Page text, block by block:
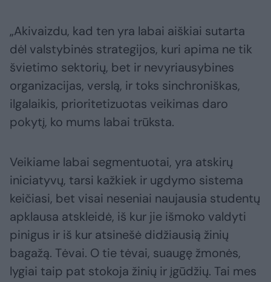
„Akivaizdu, kad ten yra labai aiškiai sutarta
dėl valstybinės strategijos, kuri apima ne tik
švietimo sektorių, bet ir nevyriausybines
organizacijas, verslą, ir toks sinchroniškas,
ilgalaikis, prioritetizuotas veikimas daro
pokytį, ko mums labai trūksta.
Veikiame labai segmentuotai, yra atskirų
iniciatyvų, tarsi kažkiek ir ugdymo sistema
keičiasi, bet visai neseniai naujausia studentų
apklausa atskleidė, iš kur jie išmoko valdyti
pinigus ir iš kur atsinešė didžiausią žinių
bagažą. Tėvai. O tie tėvai, suaugę žmonės,
lygiai taip pat stokoja žinių ir įgūdžių. Tai mes